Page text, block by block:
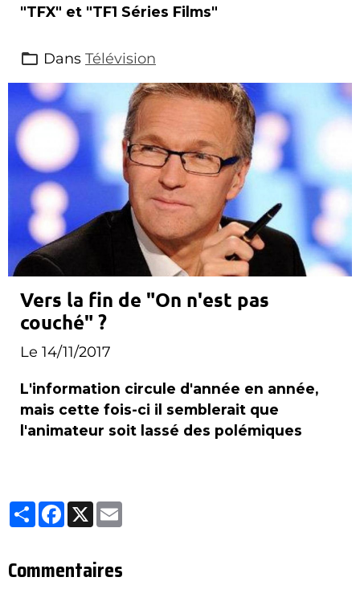
"TFX" et "TF1 Séries Films"
Dans Télévision
Vers la fin de "On n'est pas
couché" ?
Le 14/11/2017
L'information circule d'année en année,
mais cette fois-ci il semblerait que
l'animateur soit lassé des polémiques
Partager
Facebook
X
Commentaires